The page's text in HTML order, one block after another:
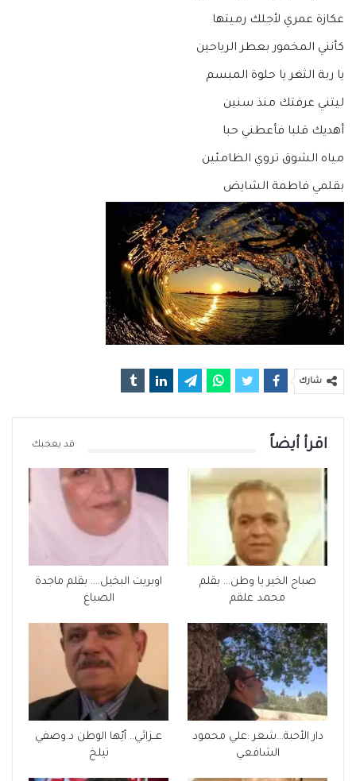
عكازة عمري لأجلك رميتها
كأنني المخمور بعطر الرياحين
يا ربة الثغر يا حلوة المبسم
ليتني عرفتك منذ سنين
أهديك قلبا فأعطني حبا
مياه الشوق تروي الظامئين
بقلمي فاطمة الشايض
شارك
اقرأ أيضاً قد يعجبك
صباح الخير يا وطن… بقلم
محمد علقم
اوبريت البخيل…. بقلم ماجدة
الصباغ
دار الأحبة…شعر :علي محمود
الشافعي
عــزائي.. أيّها الوطن د.وصفي
تيلخ